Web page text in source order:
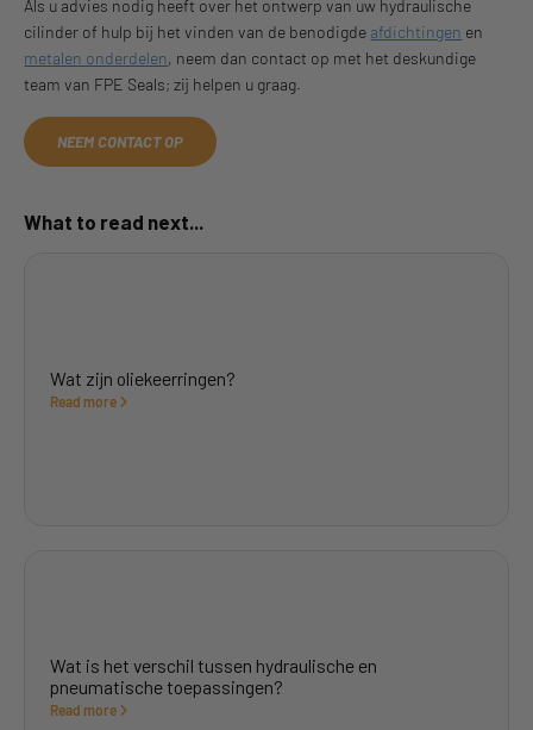
Als u advies nodig heeft over het ontwerp van uw hydraulische
cilinder of hulp bij het vinden van de benodigde afdichtingen en
metalen onderdelen, neem dan contact op met het deskundige
team van FPE Seals; zij helpen u graag.
NEEM CONTACT OP
What to read next...
Wat zijn oliekeerringen?
Read more
Wat is het verschil tussen hydraulische en
pneumatische toepassingen?
Read more